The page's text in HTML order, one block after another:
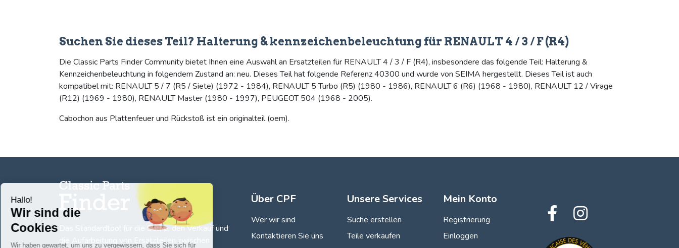
Suchen Sie dieses Teil? Halterung & kennzeichenbeleuchtung für RENAULT 4 / 3 / F (R4)
Die Classic Parts Finder Community bietet Ihnen eine Auswahl an Ersatzteilen für RENAULT 4 / 3 / F (R4), insbesondere das folgende Teil: Halterung &
Kennzeichenbeleuchtung in folgendem Zustand an: neu. Dieses Teil hat folgende Referenz 40300 und wurde von SEIMA hergestellt. Dieses Teil ist auch
kompatibel mit: RENAULT 5 / 7 (R5 / Siete) (1972 - 1984), RENAULT 5 Turbo (R5) (1980 - 1986), RENAULT 6 (R6) (1968 - 1980), RENAULT 12 / Virage
(R12) (1969 - 1980), RENAULT Master (1980 - 1997), PEUGEOT 504 (1968 - 2005).
Cabochon aus Plattenfeuer und Rückstoß ist ein originalteil (oem).
Das Standardtool für die Suche, denVerkauf und
die Aufarbeitung von Ersatzteilen zwischen
Über CPF
Wer wir sind
Kontaktieren Sie uns
Unsere Services
Suche erstellen
Teile verkaufen
Mein Konto
Registrierung
Einloggen
Hallo!
Wir sind die
Cookies
Wir haben gewartet, um uns zu vergewissern, dass Sie sich für